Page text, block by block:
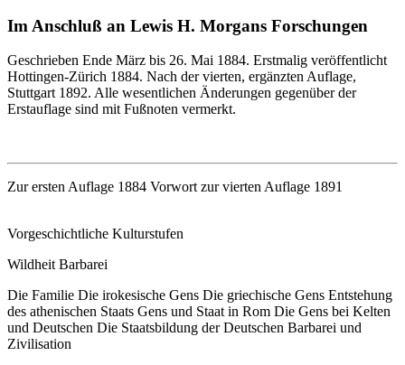
Im Anschluß an Lewis H. Morgans Forschungen
Geschrieben Ende März bis 26. Mai 1884. Erstmalig veröffentlicht
Hottingen-Zürich 1884. Nach der vierten, ergänzten Auflage,
Stuttgart 1892. Alle wesentlichen Änderungen gegenüber der
Erstauflage sind mit Fußnoten vermerkt.
Zur ersten Auflage 1884 Vorwort zur vierten Auflage 1891
Vorgeschichtliche Kulturstufen
Wildheit Barbarei
Die Familie Die irokesische Gens Die griechische Gens Entstehung
des athenischen Staats Gens und Staat in Rom Die Gens bei Kelten
und Deutschen Die Staatsbildung der Deutschen Barbarei und
Zivilisation